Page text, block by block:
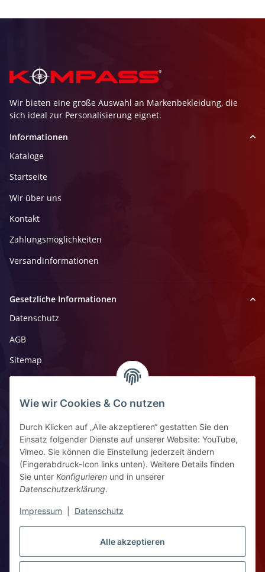
Alle akzeptieren
Wie wir Cookies & Co nutzen
Durch Klicken auf „Alle akzeptieren“ gestatten Sie den
Einsatz folgender Dienste auf unserer Website: YouTube,
Vimeo. Sie können die Einstellung jederzeit ändern
(Fingerabdruck-Icon links unten). Weitere Details finden
Sie unter Konfigurieren und in unserer
Datenschutzerklärung.
Impressum Datenschutz
Wir bieten eine große Auswahl an Markenbekleidung, die
sich ideal zur Personalisierung eignet.
Informationen
Kataloge
Startseite
Wir über uns
Kontakt
Zahlungsmöglichkeiten
Versandinformationen
Gesetzliche Informationen
Datenschutz
AGB
Sitemap
Widerrufsrecht
Kontaktinformationen
Ziegelhüttenstr 30, 64832 Babenhausen
+49 6073 7250531